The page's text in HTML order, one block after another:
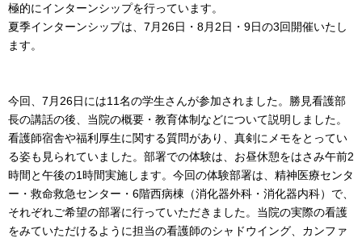
極的にインターンシップを行っています。
夏季インターンシップは、7月26日・8月2日・9日の3回開催いたし
ます。
今回、7月26日には11名の学生さんが参加されました。勝見看護部
長の講話の後、当院の概要・教育体制などについて説明しました。
看護師宿舎や福利厚生に関する質問があり、真剣にメモをとってい
る姿も見られていました。部署での体験は、お昼休憩をはさみ午前2
時間と午後の1時間実施します。今回の体験部署は、精神医療センタ
ー・救命救急センター・6階西病棟（消化器外科・消化器内科）で、
それぞれご希望の部署に行っていただきました。当院の実際の看護
をみていただけるように担当の看護師のシャドウイング、カンファ